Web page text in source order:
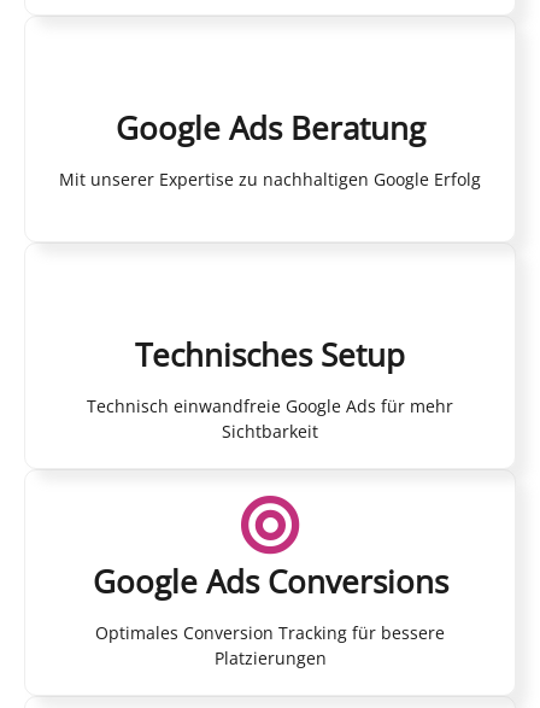
Google Ads Beratung
Mit unserer Expertise zu nachhaltigen Google Erfolg
Technisches Setup
Technisch einwandfreie Google Ads für mehr
Sichtbarkeit
Google Ads Conversions
Optimales Conversion Tracking für bessere
Platzierungen